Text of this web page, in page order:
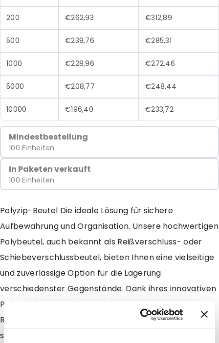
200 €262,93 €312,89
500 €239,76 €285,31
1000 €228,96 €272,46
5000 €208,77 €248,44
10000 €196,40 €233,72
Mindestbestellung
100 Einheiten
In Paketen verkauft
100 Einheiten
Polyzip-Beutel Die ideale Lösung für sichere
Aufbewahrung und Organisation. Unsere hochwertigen
Polybeutel, auch bekannt als Reißverschluss- oder
Schiebeverschlussbeutel, bieten Ihnen eine vielseitige
und zuverlässige Option für die Lagerung
verschiedenster Gegenstände. Dank ihres innovativen
Polyethylen-Materials und des robusten
Reißverschlusssystems halten diese Beutel den Inhalt
sicher verschlossen und schützen vor Feuchtigkeit,